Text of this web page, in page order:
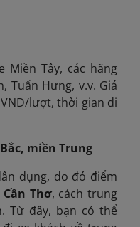
Miền Tây, các hãng
Tuấn Hưng, v.v. Giá
lượt, thời gian di
miền Trung
dụng, do đó điểm
Cần Thơ, cách trung
Từ đây, bạn có thể